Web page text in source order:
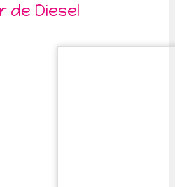
de Diesel